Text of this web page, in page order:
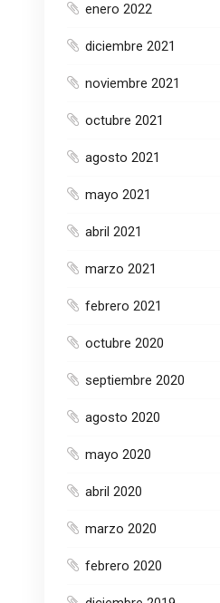
enero 2022
diciembre 2021
noviembre 2021
octubre 2021
agosto 2021
mayo 2021
abril 2021
marzo 2021
febrero 2021
octubre 2020
septiembre 2020
agosto 2020
mayo 2020
abril 2020
marzo 2020
febrero 2020